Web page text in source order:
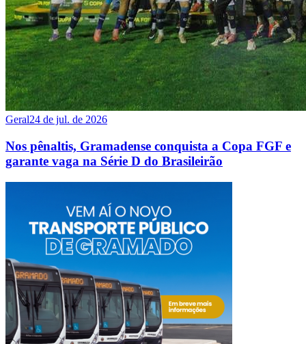
Geral24 de jul. de 2026
Nos pênaltis, Gramadense conquista a Copa FGF e
garante vaga na Série D do Brasileirão